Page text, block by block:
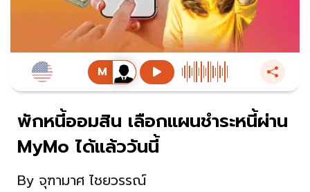
พักหนี้ออมสิน เลือกแผนชำระหนี้ผ่าน
MyMo ได้แล้ววันนี้
By จุฑามาศ ไชยวรรณ์